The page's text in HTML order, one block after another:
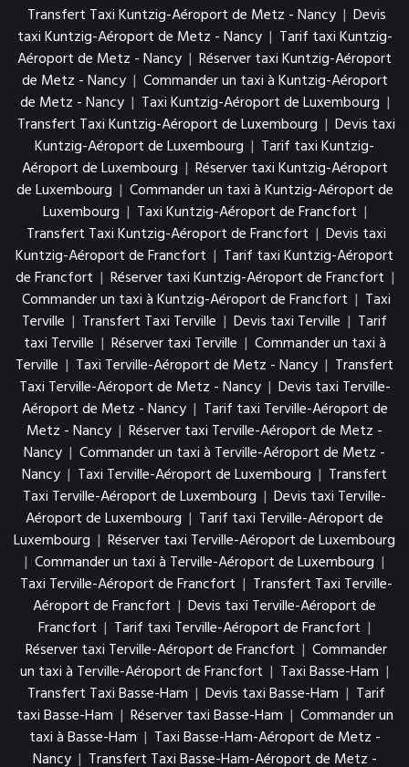
Transfert Taxi Kuntzig-Aéroport de Metz - Nancy | Devis
taxi Kuntzig-Aéroport de Metz - Nancy | Tarif taxi Kuntzig-
Aéroport de Metz - Nancy | Réserver taxi Kuntzig-Aéroport
de Metz - Nancy | Commander un taxi à Kuntzig-Aéroport
de Metz - Nancy | Taxi Kuntzig-Aéroport de Luxembourg |
Transfert Taxi Kuntzig-Aéroport de Luxembourg | Devis taxi
Kuntzig-Aéroport de Luxembourg | Tarif taxi Kuntzig-
Aéroport de Luxembourg | Réserver taxi Kuntzig-Aéroport
de Luxembourg | Commander un taxi à Kuntzig-Aéroport de
Luxembourg | Taxi Kuntzig-Aéroport de Francfort |
Transfert Taxi Kuntzig-Aéroport de Francfort | Devis taxi
Kuntzig-Aéroport de Francfort | Tarif taxi Kuntzig-Aéroport
de Francfort | Réserver taxi Kuntzig-Aéroport de Francfort |
Commander un taxi à Kuntzig-Aéroport de Francfort | Taxi
Terville | Transfert Taxi Terville | Devis taxi Terville | Tarif
taxi Terville | Réserver taxi Terville | Commander un taxi à
Terville | Taxi Terville-Aéroport de Metz - Nancy | Transfert
Taxi Terville-Aéroport de Metz - Nancy | Devis taxi Terville-
Aéroport de Metz - Nancy | Tarif taxi Terville-Aéroport de
Metz - Nancy | Réserver taxi Terville-Aéroport de Metz -
Nancy | Commander un taxi à Terville-Aéroport de Metz -
Nancy | Taxi Terville-Aéroport de Luxembourg | Transfert
Taxi Terville-Aéroport de Luxembourg | Devis taxi Terville-
Aéroport de Luxembourg | Tarif taxi Terville-Aéroport de
Luxembourg | Réserver taxi Terville-Aéroport de Luxembourg
| Commander un taxi à Terville-Aéroport de Luxembourg |
Taxi Terville-Aéroport de Francfort | Transfert Taxi Terville-
Aéroport de Francfort | Devis taxi Terville-Aéroport de
Francfort | Tarif taxi Terville-Aéroport de Francfort |
Réserver taxi Terville-Aéroport de Francfort | Commander
un taxi à Terville-Aéroport de Francfort | Taxi Basse-Ham |
Transfert Taxi Basse-Ham | Devis taxi Basse-Ham | Tarif
taxi Basse-Ham | Réserver taxi Basse-Ham | Commander un
taxi à Basse-Ham | Taxi Basse-Ham-Aéroport de Metz -
Nancy | Transfert Taxi Basse-Ham-Aéroport de Metz -